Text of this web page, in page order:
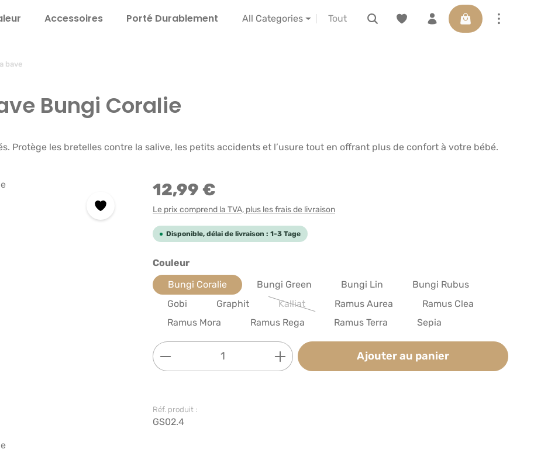
Accessoires Porté Durable­ment Instructions à propos de nous LELIBA vor Ort erleben
All Categories
Le panier
bave
Bungi Coralie
Protège les bretelles contre la salive, les petits accidents et l’usure tout en offrant plus de confort à votre bébé.
12,99 €
Le prix comprend la TVA, plus les frais de livraison
Disponible, délai de livraison : 1-3 Tage
Sélectionnez
Couleur
Bungi Coralie
Bungi Green Bungi Lin
Bungi Rubus
Gobi
Graphit Kalliat
(Cette option n'est pas disponible pour le moment.)
Ramus Aurea
Ramus Clea
Ramus Mora
Ramus Rega Ramus Terra Sepia
Quantité de produit : Entrez la quantité souhaitée ou
Ajouter au panier
Réf. produit :
GS02.4